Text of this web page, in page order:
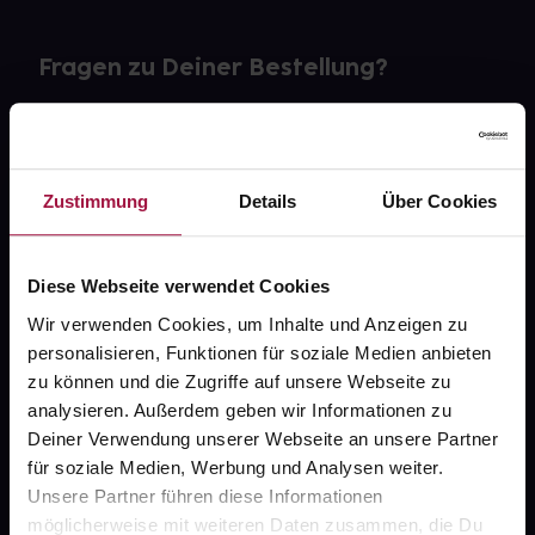
Zustimmung Details Über Cookies
Diese Webseite verwendet Cookies
Wir verwenden Cookies, um Inhalte und Anzeigen zu
personalisieren, Funktionen für soziale Medien anbieten
zu können und die Zugriffe auf unsere Webseite zu
analysieren. Außerdem geben wir Informationen zu
Deiner Verwendung unserer Webseite an unsere Partner
für soziale Medien, Werbung und Analysen weiter.
Unsere Partner führen diese Informationen
möglicherweise mit weiteren Daten zusammen, die Du
Fragen zu Deiner Bestellung?
gesund.de
Über uns
Karriere
Newsletter